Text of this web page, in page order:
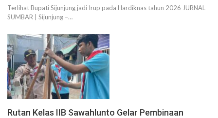
Terlihat Bupati Sijunjung jadi Irup pada Hardiknas tahun 2026 JURNAL
SUMBAR | Sijunjung –…
Rutan Kelas IIB Sawahlunto Gelar Pembinaan